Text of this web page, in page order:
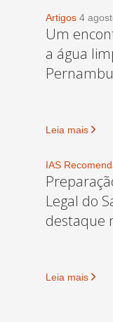
Artigos 4
Um
a água
Leia mais
IAS
Legal do
destaque
Leia mais